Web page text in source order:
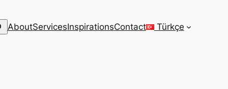
AboutServicesInspirationsContact Türkçe